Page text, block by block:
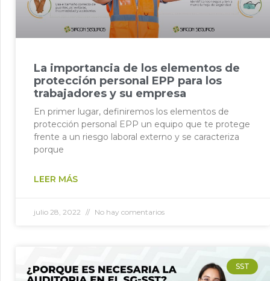
La importancia de los elementos de
protección personal EPP para los
trabajadores y su empresa
En primer lugar, definiremos los elementos de
protección personal EPP un equipo que te protege
frente a un riesgo laboral externo y se caracteriza
porque
LEER MÁS
julio 28, 2022 No hay comentarios
SST